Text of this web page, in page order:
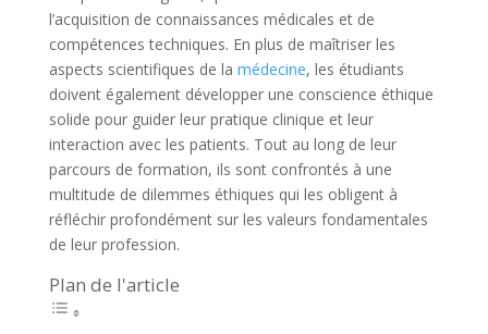
l’acquisition de connaissances médicales et de
compétences techniques. En plus de maîtriser les
aspects scientifiques de la médecine, les étudiants
doivent également développer une conscience éthique
solide pour guider leur pratique clinique et leur
interaction avec les patients. Tout au long de leur
parcours de formation, ils sont confrontés à une
multitude de dilemmes éthiques qui les obligent à
réfléchir profondément sur les valeurs fondamentales
de leur profession.
Plan de l'article